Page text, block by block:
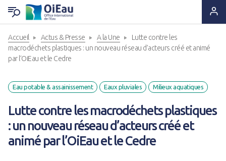
RETOUR QUI SOMMES-NOUS ?
Histoire
RETOUR EXPERTISES & SOLUTIONS
Formation & Compétences
RETOUR OUTILS & RESSOURCES
Supports pédagogiques
RETOUR ACTUS & PRESSE
Des nouvelles de nos projets
Accueil Actus & Presse A la Une
Lutte contre les
macrodéchets plastiques : un nouveau réseau d’acteurs créé et animé
par l’OiEau et le Cedre
Eau potable & assainissement Eaux pluviales Milieux aquatiques
Lutte contre les macrodéchets plastiques
: un nouveau réseau d’acteurs créé et
animé par l’OiEau et le Cedre